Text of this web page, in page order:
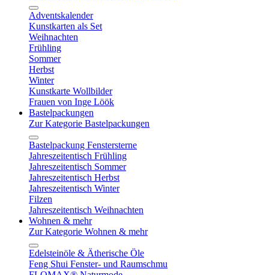
Adventskalender
Kunstkarten als Set
Weihnachten
Frühling
Sommer
Herbst
Winter
Kunstkarte Wollbilder
Frauen von Inge Löök
Bastelpackungen
Zur Kategorie Bastelpackungen
Bastelpackung Fenstersterne
Jahreszeitentisch Frühling
Jahreszeitentisch Sommer
Jahreszeitentisch Herbst
Jahreszeitentisch Winter
Filzen
Jahreszeitentisch Weihnachten
Wohnen & mehr
Zur Kategorie Wohnen & mehr
Edelsteinöle & Ätherische Öle
Feng Shui Fenster- und Raumschmu